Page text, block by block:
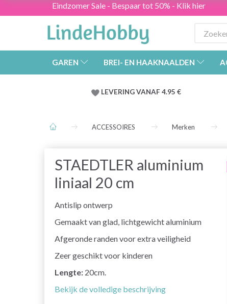
Eindzomer Sale - Bespaar tot 50% - Klik hier
GAREN BREI- EN HAAKNAALDEN
LEVERING VANAF 4.95 €
ACCESSOIRES Merken
STAEDTLER aluminium
liniaal 20 cm
Antislip ontwerp
Gemaakt van glad, lichtgewicht aluminium
Afgeronde randen voor extra veiligheid
Zeer geschikt voor kinderen
Lengte: 20cm.
Bekijk de volledige beschrijving